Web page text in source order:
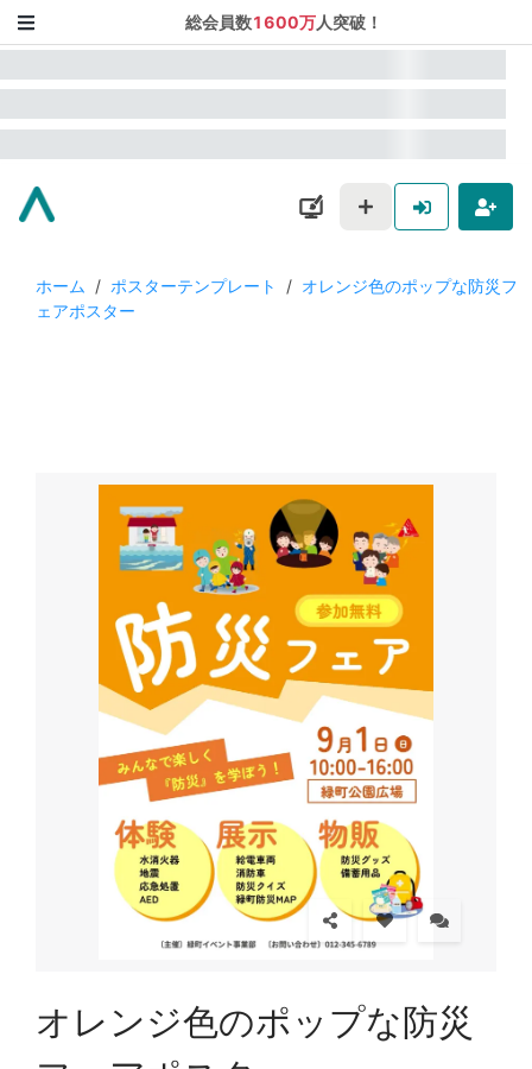
総会員数1600万人突破！
ホーム / ポスターテンプレート / オレンジ色のポップな防災フ
ェアポスター
オレンジ色のポップな防災